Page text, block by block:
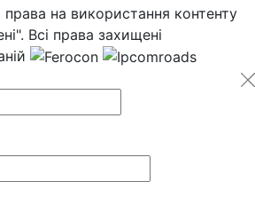
на використання контенту
Всі права захищені